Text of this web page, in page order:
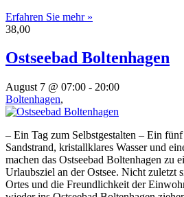
Erfahren Sie mehr »
38,00
Ostseebad Boltenhagen
August 7 @ 07:00 - 20:00
Boltenhagen,
– Ein Tag zum Selbstgestalten – Ein
Sandstrand, kristallklares Wasser und
machen das Ostseebad Boltenhagen zu
Urlaubsziel an der Ostsee. Nicht zuletzt
Ortes und die Freundlichkeit der